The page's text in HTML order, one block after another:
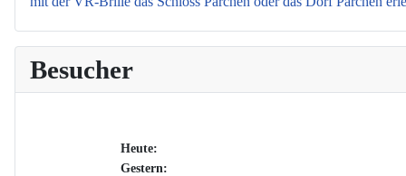
Besucher
Heute:
Gestern: